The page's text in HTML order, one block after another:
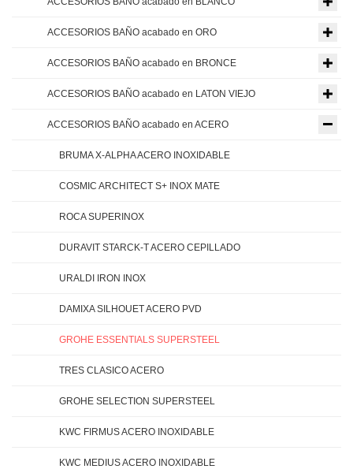
ACCESORIOS BAÑO acabado en ORO
ACCESORIOS BAÑO acabado en BRONCE
ACCESORIOS BAÑO acabado en LATON VIEJO
ACCESORIOS BAÑO acabado en ACERO
BRUMA X-ALPHA ACERO INOXIDABLE
COSMIC ARCHITECT S+ INOX MATE
ROCA SUPERINOX
DURAVIT STARCK-T ACERO CEPILLADO
URALDI IRON INOX
DAMIXA SILHOUET ACERO PVD
GROHE ESSENTIALS SUPERSTEEL
TRES CLASICO ACERO
GROHE SELECTION SUPERSTEEL
KWC FIRMUS ACERO INOXIDABLE
KWC MEDIUS ACERO INOXIDABLE